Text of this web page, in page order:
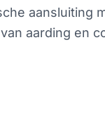
aansluiting
aarding en